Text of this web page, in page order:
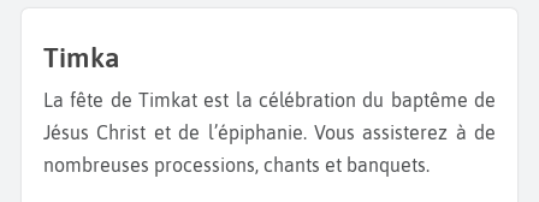
Timka
La fête de Timkat est la célébration du baptême de
Jésus Christ et de l’épiphanie. Vous assisterez à de
nombreuses processions, chants et banquets.